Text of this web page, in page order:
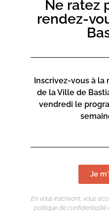
Ne ratez
rendez-
Inscrivez-vous à
de la Ville de
vendredi le
Je
En vous inscrivant, vous
politique de confidentialité